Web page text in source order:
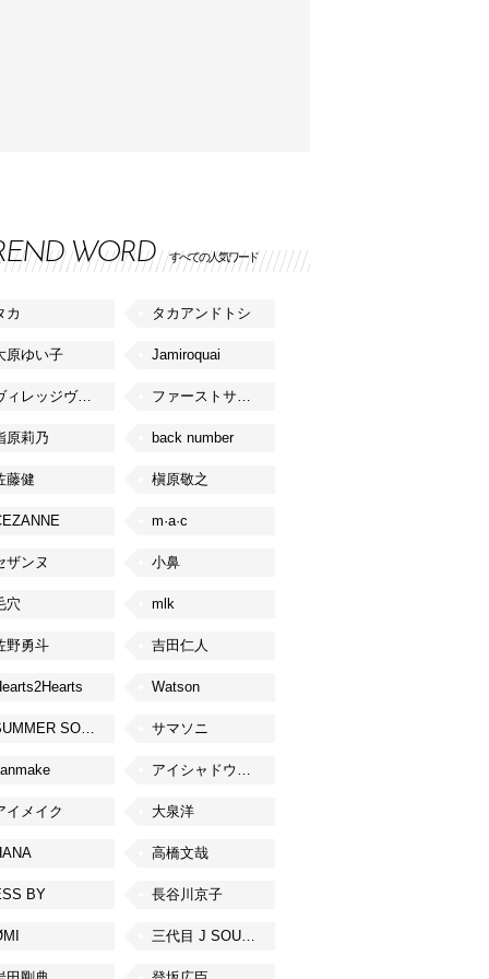
WORD すべての人気ワード
カ タカアンドトシ
原ゆい子 Jamiroquai
ヴィレッジヴァンガード ファーストサマーウイカ
原莉乃 back number
藤健 槇原敬之
m·a·c
ザンヌ 小鼻
穴 mlk
野勇斗 吉田仁人
Watson
SUMMER SONIC サマソニ
アイシャドウベース
イメイク 大泉洋
高橋文哉
BY 長谷川京子
三代目 J SOUL BROTHERS from EXILE TRIBE